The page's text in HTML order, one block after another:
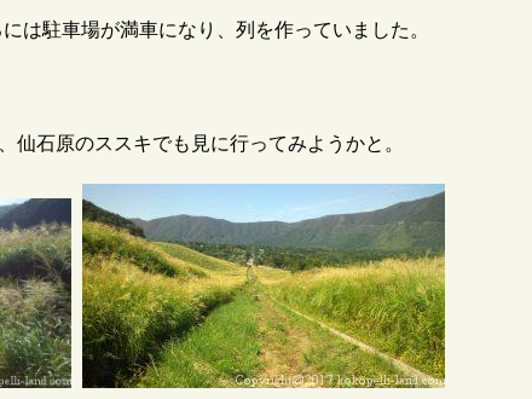
は駐車場が満車になり、列を作っていました。
仙石原のススキでも見に行ってみようかと。